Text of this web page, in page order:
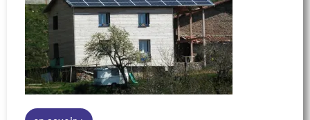
Sanilhac | Mas de l’Escarida | 36 kWc
7 mai 2018